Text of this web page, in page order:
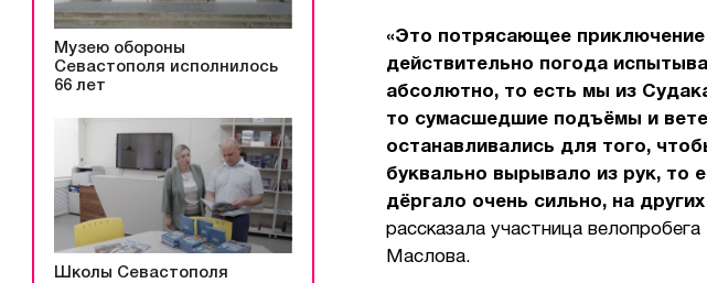
Музею обороны
Севастополя исполнилось
66 лет
Школы Севастополя
«Это потрясающее
действительно погода
абсолютно, то есть мы из
то сумасшедшие подъёмы и
останавливались для того,
буквально вырывало из рук, то
дёргало очень сильно, на
рассказала участница
Маслова.